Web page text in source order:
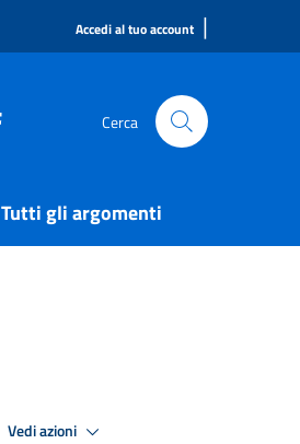
Accedi al tuo account |
Cerca
Tutti gli argomenti
Vedi azioni